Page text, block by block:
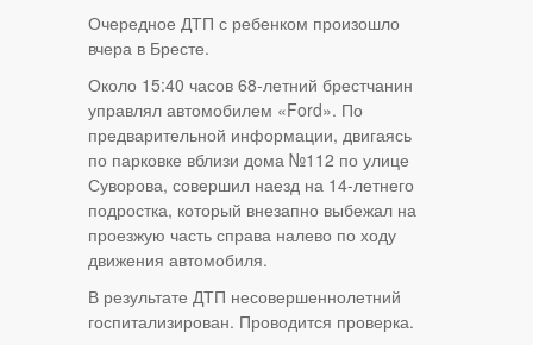
Очередное ДТП с ребенком произошло
вчера в Бресте.
Около 15:40 часов 68-летний брестчанин
управлял автомобилем «Ford». По
предварительной информации, двигаясь
по парковке вблизи дома №112 по улице
Суворова, совершил наезд на 14-летнего
подростка, который внезапно выбежал на
проезжую часть справа налево по ходу
движения автомобиля.
В результате ДТП несовершеннолетний
госпитализирован. Проводится проверка.